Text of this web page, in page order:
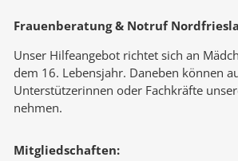
Frauenberatung & Notruf
Unser Hilfeangebot richtet sich an
dem 16. Lebensjahr. Daneben können
Unterstützerinnen oder Fachkräfte
nehmen.
Mitgliedschaften: